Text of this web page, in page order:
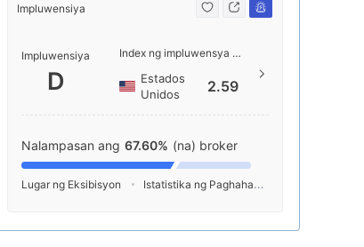
Impluwensiya
Impluwensiya
D
Index ng impluwensya NO.1
Estados
Unidos
2.59
Nalampasan ang 67.60% (na) broker
Lugar ng Eksibisyon Istatistika ng Paghahanap